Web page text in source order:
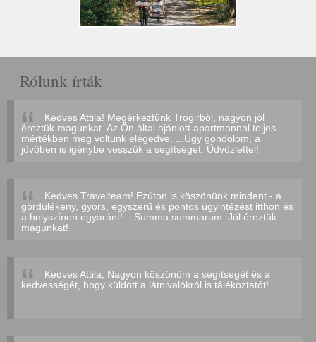
Rólunk írták
Kedves Attila! Megérkeztünk Trogirból, nagyon jól
éreztük magunkat. Az Ön által ajánlott apartmannal teljes
mértékben meg voltunk elégedve. ...Úgy gondolom, a
jövőben is igénybe vesszük a segítségét. Üdvözlettel!
Kedves Travelteam! Ezúton is köszönünk mindent - a
gördülékeny, gyors, egyszerű és pontos ügyintézést itthon és
a helyszínen egyaránt! ...Summa summarum: Jól éreztük
magunkat!
Kedves Attila, Nagyon köszönöm a segítségét és a
kedvességét, hogy küldött a látnivalókról is tájékoztatót!